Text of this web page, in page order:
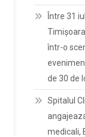
Între 31
într-o
de 30 de
Spitalul
medicali,